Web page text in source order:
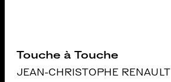
Touche à Touche
JEAN-CHRISTOPHE RENAULT